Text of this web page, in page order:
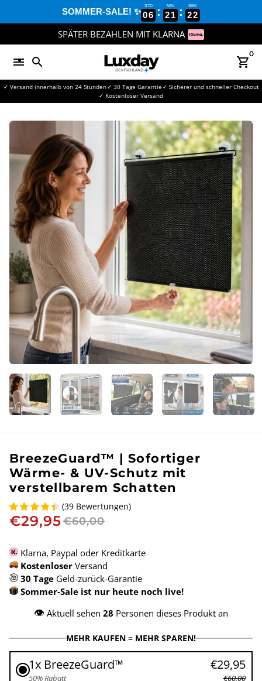
SOMMER-SALE! ✨
STD
06 : MIN
21 : SEK
22
SPÄTER BEZAHLEN MIT KLARNA
menu search shopping_cart
0
✓ Versand innerhalb von 24 Stunden✓ 30 Tage Garantie ✓ Sicherer und schneller Checkout
✓ Kostenloser Versand
BreezeGuard™ | Sofortiger
Wärme- & UV-Schutz mit
verstellbarem Schatten
(39 Bewertungen)
€29,95€60,00
Klarna, Paypal oder Kreditkarte
Kostenloser Versand
30 Tage Geld-zurück-Garantie
Sommer-Sale ist nur heute noch live!
👁️ Aktuell sehen 28 Personen dieses Produkt an
MEHR KAUFEN = MEHR SPAREN!
1x BreezeGuard™
50% Rabatt
€29,95
€60,00